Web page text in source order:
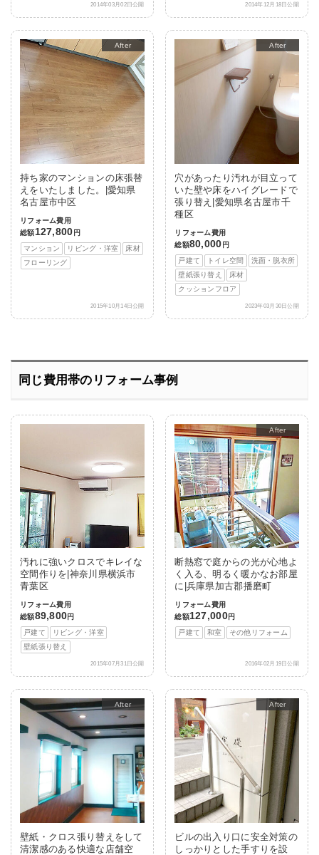
2014年03月02日公開 2014年12月18日公開
After
持ち家のマンションの床張替
えをいたしました。|愛知県
名古屋市中区
リフォーム費用
総額127,800 円
マンション
リビング・洋室
床材
フローリング
2015年10月14日公開
After
穴があったり汚れが目立って
いた壁や床をハイグレードで
張り替え|愛知県名古屋市千
種区
リフォーム費用
総額80,000 円
戸建て
トイレ空間
洗面・脱衣所
壁紙張り替え
床材
クッションフロア
2023年03月30日公開
同じ費用帯のリフォーム事例
汚れに強いクロスでキレイな
空間作りを|神奈川県横浜市
青葉区
リフォーム費用
総額89,800円
戸建て
リビング・洋室
壁紙張り替え
2015年07月31日公開
After
断熱窓で庭からの光が心地よ
く入る、明るく暖かなお部屋
に|兵庫県加古郡播磨町
リフォーム費用
総額127,000円
戸建て
和室 その他リフォーム
2016年02月19日公開
After
壁紙・クロス張り替えをして
清潔感のある快適な店舗空
After
ビルの出入り口に安全対策の
しっかりとした手すりを設